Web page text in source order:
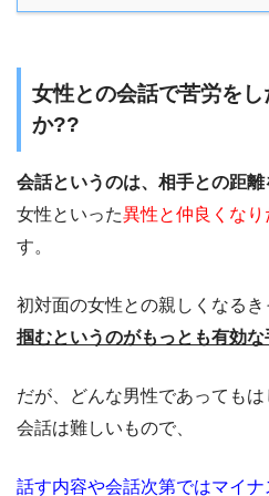
女性との会話で苦労を
か??
会話というのは、相手との距
女性といった異性と仲良くな
す。
初対面の女性との親しくなるき
掴むというのがもっとも有効な
だが、どんな男性であっても
会話は難しいもので、
話す内容や会話次第ではマイ